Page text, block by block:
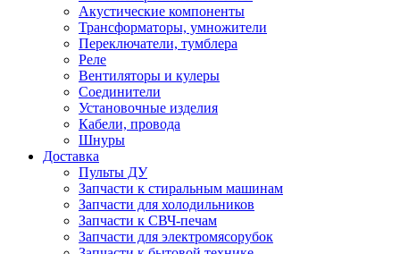
Акустические компоненты
Трансформаторы, умножители
Переключатели, тумблера
Реле
Вентиляторы и кулеры
Соединители
Установочные изделия
Кабели, провода
Шнуры
Доставка
Пульты ДУ
Запчасти к стиральным машинам
Запчасти для холодильников
Запчасти к СВЧ-печам
Запчасти для электромясорубок